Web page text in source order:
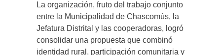
La organización, fruto del trabajo conjunto
entre la Municipalidad de Chascomús, la
Jefatura Distrital y las cooperadoras, logró
consolidar una propuesta que combinó
identidad rural, participación comunitaria y